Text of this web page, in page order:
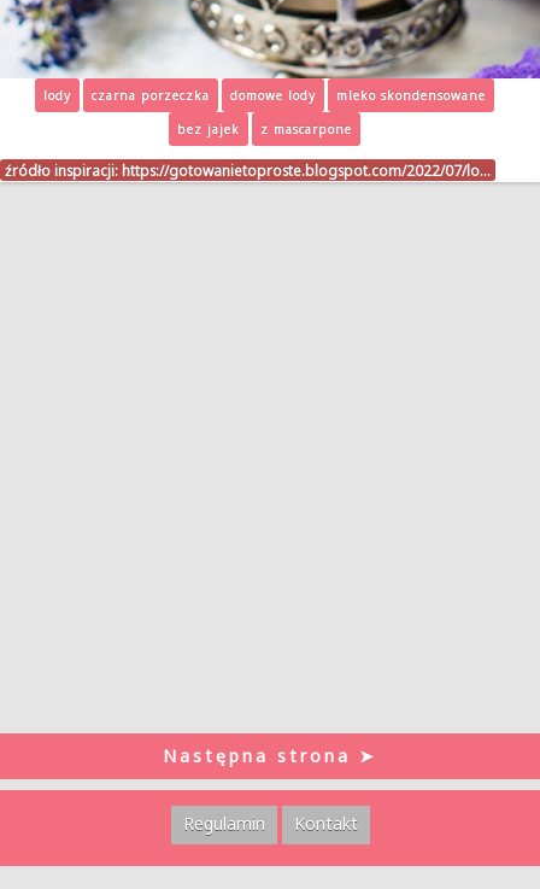
lody czarna porzeczka domowe lody
mleko skondensowane
bez jajek
z mascarpone
źródło inspiracji: https://gotowanietoproste.blogspot.com/2022/07/lo…
Następna strona ➤
Regulamin Kontakt